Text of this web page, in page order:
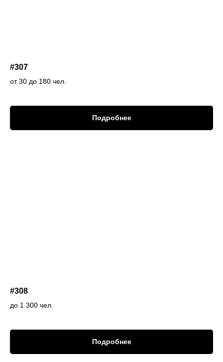
#307
от 30 до 180 чел.
Подробнее
#308
до 1 300 чел.
Подробнее